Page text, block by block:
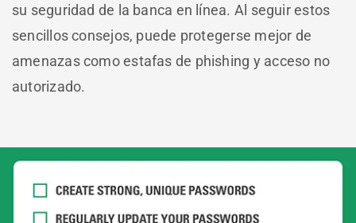
su seguridad de la banca en línea. Al seguir estos
sencillos consejos, puede protegerse mejor de
amenazas como estafas de phishing y acceso no
autorizado.